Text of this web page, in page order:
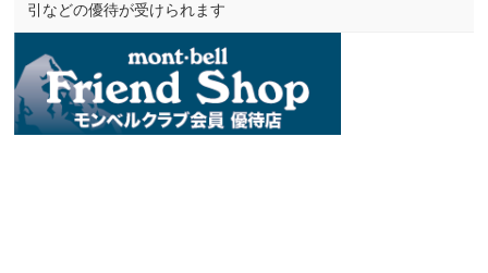
引などの優待が受けられます